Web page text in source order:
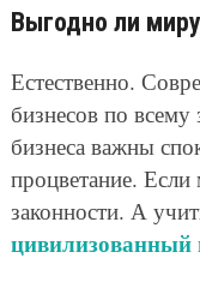
Выгодно ли
Естественно.
бизнесов по
бизнеса важны
процветание.
законности. А
цивилизованный